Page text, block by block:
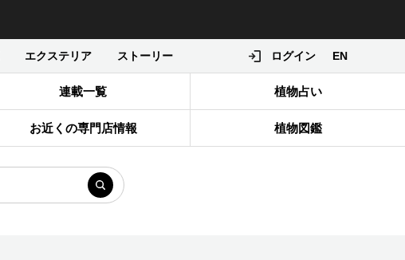
エクステリア ストーリー ログイン EN
連載一覧 植物占い
お近くの専門店情報 植物図鑑